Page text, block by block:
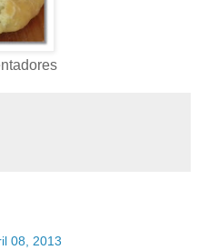
08, 2013